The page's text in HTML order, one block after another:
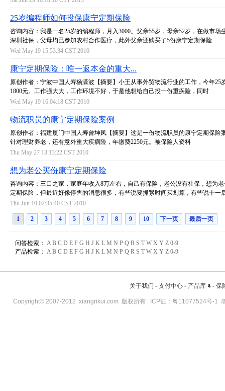
25岁编程师如何投保康宁定期保险
咨询内容：我是一名25岁的编程师，月入3000。父亲55岁，母亲52岁，在做市场
深圳社保，父母均已参加农村合作医疗，此外父亲还购买了5份康宁定期保险
Wed May 19 15:53:34 CST 2010
康宁定期保险：唯一返本金的重大...
原创作者：宁波中国人寿杨潇波【摘要】小王从事外贸物流行业的工作，今年25
1800元。工作强大大，工作环境不好，于是他想给自己投一份重疾险，同时
Wed May 19 16:04:18 CST 2010
物流职员的康宁定期保险案例
原创作者：福建厦门中国人寿曾坤凤【摘要】这是一份物流职员的康宁定期保险
针对理财养老，还有意外重大疾病险，年缴费2250元。被保险人资料
Thu May 27 13:13:22 CST 2010
想为老公买份康宁定期保险
咨询内容：三口之家，家庭年收入8万左右，自己有保险，老公没有社保，想为
定期保险，但最近好像停售的消息很多，有些说要抓紧时间买划算，有些说十一
Thu Jun 10 02:35:40 CST 2010
1 2 3 4 5 6 7 8 9 10 下一页 最后一页
问答检索： A B C D E F G H J K L M N P Q R S T W X Y Z 0-9
产品检索： A B C D E F G H J K L M N P Q R S T W X Y Z 0-9
关于我们 - 支付中心- 产品库 - 保
Copyright© 2007-2012 xiangrikui.com 版权所有 ICP证： 粤11077524号-1